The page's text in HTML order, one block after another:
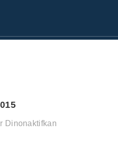
Dinonaktifkan